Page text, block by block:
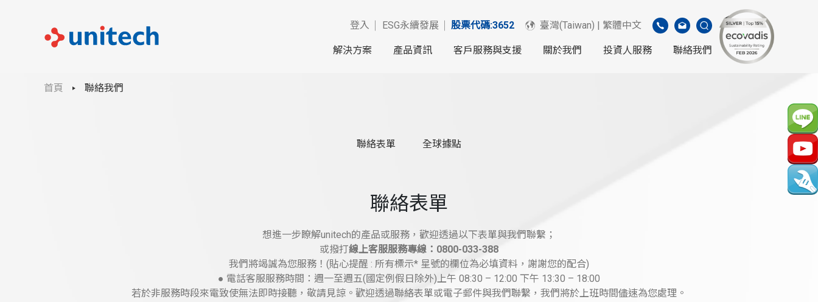
登入 ESG永續發展 股票代碼:3652 臺灣(Taiwan) | 繁體中文
解決方案 產品資訊 客戶服務與支援 關於我們 投資人服務 聯絡我們
首頁 聯絡我們
聯絡表單 全球據點
聯絡表單
想進一步瞭解unitech的產品或服務，歡迎透過以下表單與我們聯繫；
或撥打線上客服服務專線：0800-033-388
我們將竭誠為您服務！(貼心提醒 : 所有標示* 星號的欄位為必填資料，謝謝您的配合)
● 電話客服服務時間：週一至週五(國定例假日除外)上午 08:30 – 12:00 下午 13:30 – 18:00
若於非服務時段來電致使無法即時接聽，敬請見諒。歡迎透過聯絡表單或電子郵件與我們聯繫，我們將於上班時間儘速為您處理。